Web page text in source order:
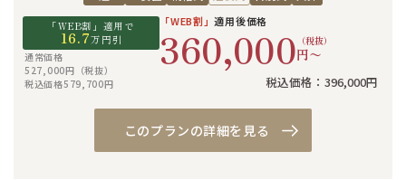
「WEB割」適用で
16.7万円引
通常価格
527,000円（税抜）
税込価格579,700円
「WEB割」適用後価格
360,000 （税抜）
円〜
税込価格：396,000円
このプランの詳細を見る